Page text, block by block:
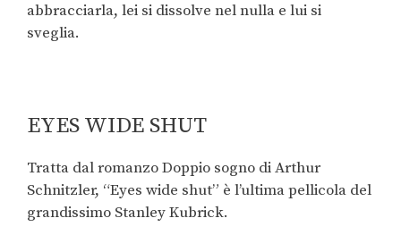
abbracciarla, lei si dissolve nel nulla e lui si
sveglia.
EYES WIDE SHUT
Tratta dal romanzo Doppio sogno di Arthur
Schnitzler, “Eyes wide shut” è l’ultima pellicola del
grandissimo Stanley Kubrick.